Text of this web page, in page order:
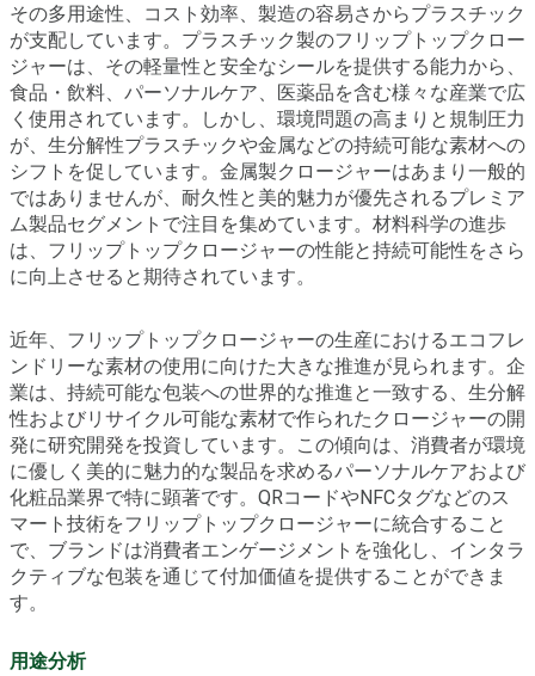
その多用途性、コスト効率、製造の容易さからプラスチック
が支配しています。プラスチック製のフリップトップクロー
ジャーは、その軽量性と安全なシールを提供する能力から、
食品・飲料、パーソナルケア、医薬品を含む様々な産業で広
く使用されています。しかし、環境問題の高まりと規制圧力
が、生分解性プラスチックや金属などの持続可能な素材への
シフトを促しています。金属製クロージャーはあまり一般的
ではありませんが、耐久性と美的魅力が優先されるプレミア
ム製品セグメントで注目を集めています。材料科学の進歩
は、フリップトップクロージャーの性能と持続可能性をさら
に向上させると期待されています。
近年、フリップトップクロージャーの生産におけるエコフレ
ンドリーな素材の使用に向けた大きな推進が見られます。企
業は、持続可能な包装への世界的な推進と一致する、生分解
性およびリサイクル可能な素材で作られたクロージャーの開
発に研究開発を投資しています。この傾向は、消費者が環境
に優しく美的に魅力的な製品を求めるパーソナルケアおよび
化粧品業界で特に顕著です。QRコードやNFCタグなどのス
マート技術をフリップトップクロージャーに統合すること
で、ブランドは消費者エンゲージメントを強化し、インタラ
クティブな包装を通じて付加価値を提供することができま
す。
用途分析